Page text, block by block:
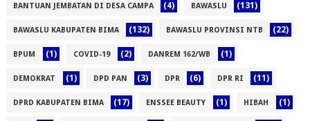
BANTUAN JEMBATAN DI DESA CAMPA (4) BAWASLU (131)
BAWASLU KABUPATEN BIMA (132) BAWASLU PROVINSI NTB (22)
BPUM (1) COVID-19 (2) DANREM 162/WB (1)
DEMOKRAT (1) DPD PAN (3) DPR (6) DPR RI (11)
DPRD KABUPATEN BIMA (17) ENSSEE BEAUTY (1) HIBAH (1)